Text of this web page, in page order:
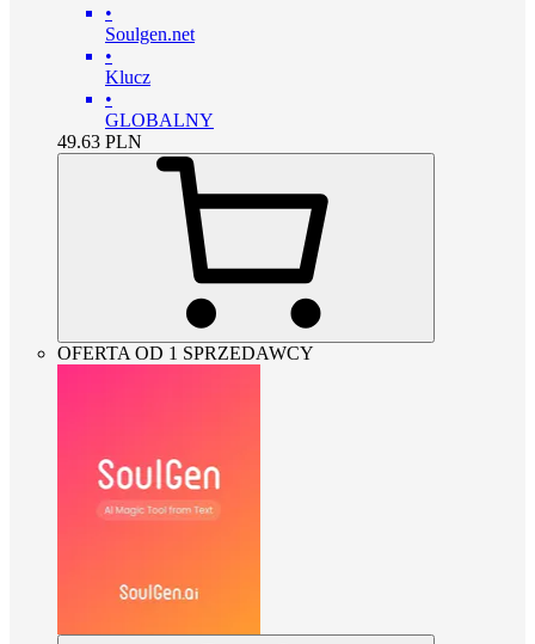
•
Soulgen.net
•
Klucz
•
GLOBALNY
49.63 PLN
OFERTA OD 1 SPRZEDAWCY